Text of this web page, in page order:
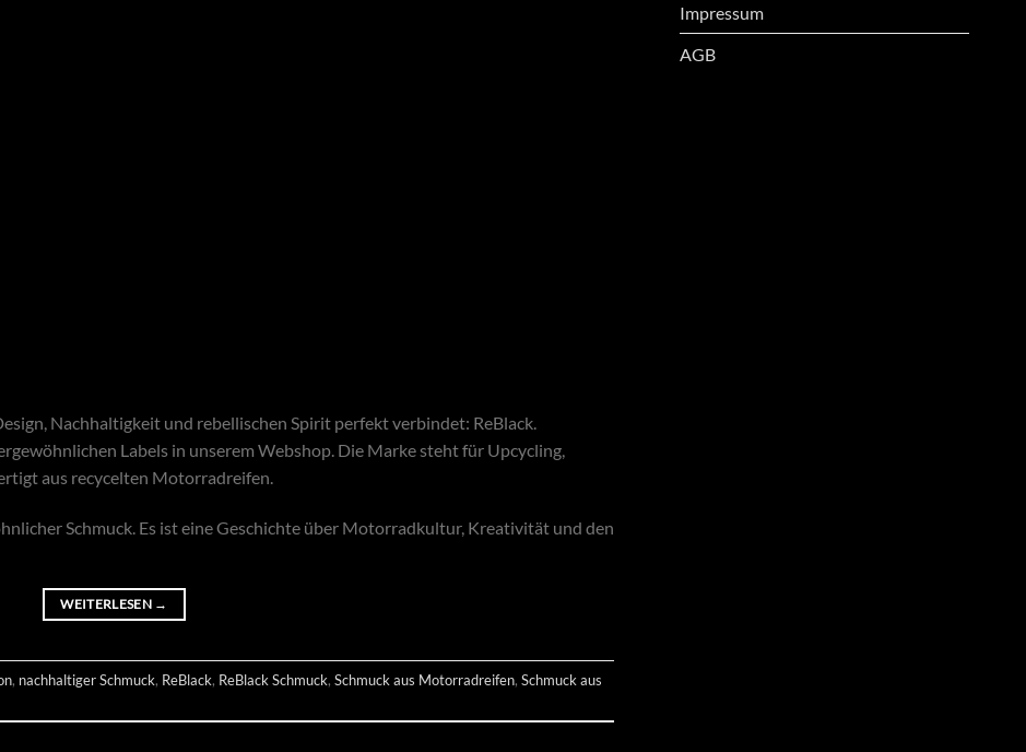
Nachhaltigkeit und rebellischen Spirit perfekt verbindet: ReBlack.
Labels in unserem Webshop. Die Marke steht für Upcycling,
aus recycelten Motorradreifen.
Schmuck. Es ist eine Geschichte über Motorradkultur, Kreativität und den
WEITERLESEN →
, nachhaltiger Schmuck, ReBlack, ReBlack Schmuck, Schmuck aus Motorradreifen, Schmuck aus
Impressum
AGB